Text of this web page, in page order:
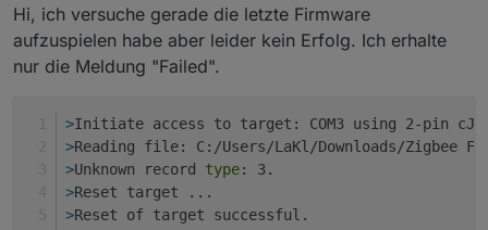
Hi, ich versuche gerade die letzte Firmware
aufzuspielen habe aber leider kein Erfolg. Ich erhalte
nur die Meldung "Failed".
>Initiate access to target: COM3 using 2-pin
>Reading file: C:/Users/LaKl/Downloads/Zigbee
>Unknown record type: 3.
>Reset target ...
>Reset of target successful.